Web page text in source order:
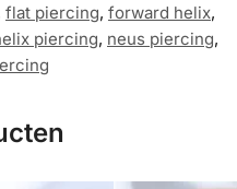
flat piercing, forward helix,
piercing, neus piercing,